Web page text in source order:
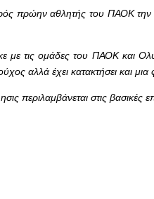
πρώην αθλητής του ΠΑΟΚ την
με τις ομάδες του ΠΑΟΚ και
αλλά έχει κατακτήσει και μια
περιλαμβάνεται στις βασικές